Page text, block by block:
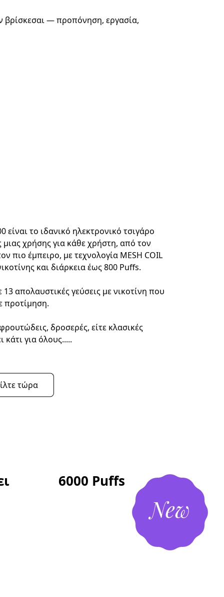
βρίσκεσαι — προπόνηση, εργασία,
είναι το ιδανικό ηλεκτρονικό τσιγάρο
μιας χρήσης για κάθε χρήστη, από τον
πιο έμπειρο, με τεχνολογία MESH COIL
και διάρκεια έως 800 Puffs.
απολαυστικές γεύσεις με νικοτίνη που
προτίμηση.
δροσερές, είτε κλασικές
κάτι για όλους.....
τώρα
New
6000 Puffs